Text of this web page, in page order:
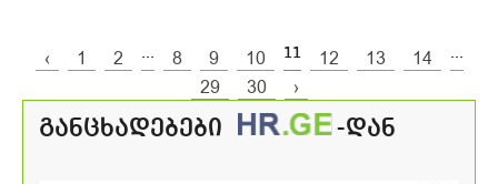
‹ 1 2 ... 8 9 10 11 12 13 14 ...
29 30 ›